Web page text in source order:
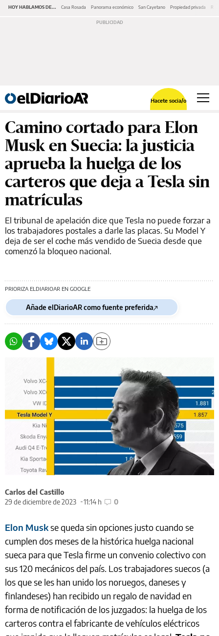
HOY HABLAMOS DE... Casa Rosada Panorama económico San Cayetano Propiedad privada
Hacete socia/o
Camino cortado para Elon
Musk en Suecia: la justicia
aprueba la huelga de los
carteros que deja a Tesla sin
matrículas
El tribunal de apelación dice que Tesla no puede forzar a
los trabajadores postales a darle las placas. Su Model Y
deja de ser el coche más vendido de Suecia desde que
comenzó la bloqueo nacional.
PRIORIZA ELDIARIOAR EN GOOGLE
Añade elDiarioAR como fuente preferida
Carlos del Castillo
29 de diciembre de 2023
11:14 h 0
Elon Muskse queda sin opciones justo cuando se
cumplen dos meses de la histórica huelga nacional
sueca para que Tesla firme un convenio colectivo con
sus 120 mecánicos del país. Los trabajadores suecos (a
los que se les han unido los noruegos, daneses y
finlandeses) han recibido un regalo de navidad en
forma de notificación de los juzgados: la huelga de los
carteros contra el fabricante de vehículos eléctricos